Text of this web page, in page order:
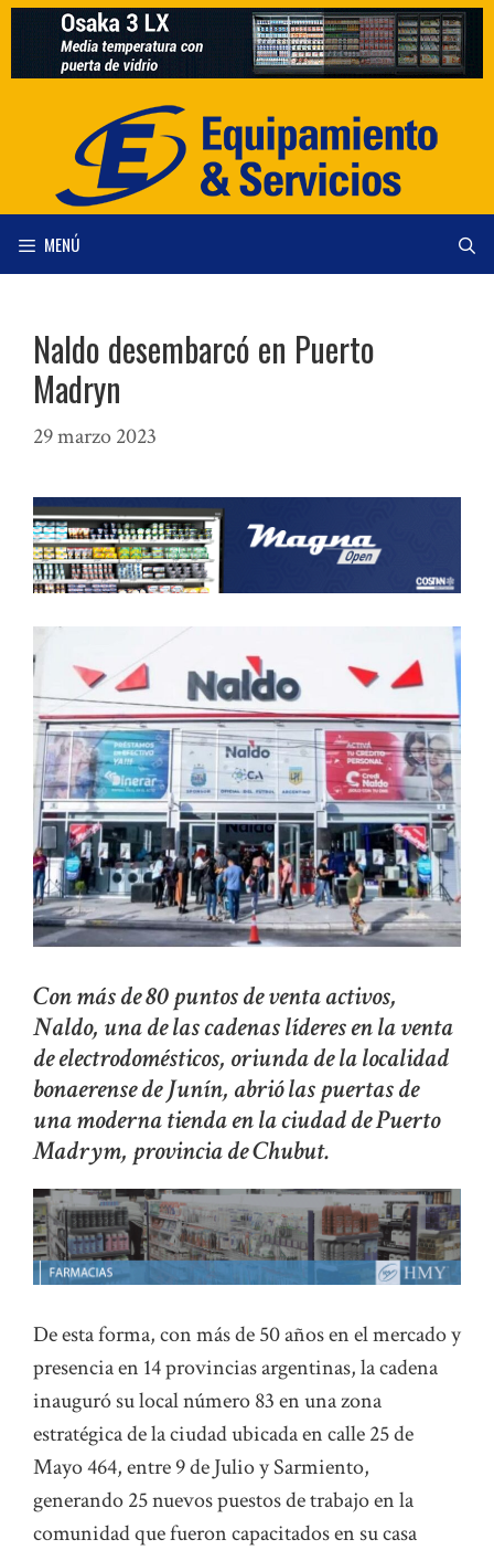
Saltar
contenido
MENÚ
Naldo desembarcó en Puerto
Madryn
29 marzo 2023
Con más de 80 puntos de venta activos,
Naldo, una de las cadenas líderes en la venta
de electrodomésticos, oriunda de la localidad
bonaerense de Junín, abrió las puertas de
una moderna tienda en la ciudad de Puerto
Madrym, provincia de Chubut.
De esta forma, con más de 50 años en el mercado y
presencia en 14 provincias argentinas, la cadena
inauguró su local número 83 en una zona
estratégica de la ciudad ubicada en calle 25 de
Mayo 464, entre 9 de Julio y Sarmiento,
generando 25 nuevos puestos de trabajo en la
comunidad que fueron capacitados en su casa